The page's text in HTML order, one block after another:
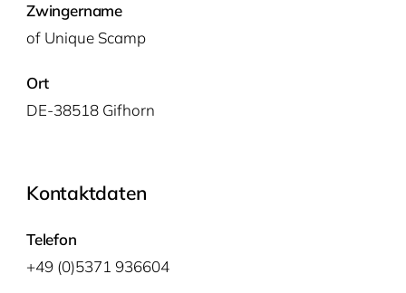
Zwingername
of Uni­que Scamp
Ort
DE-38518 Gifhorn
Kontaktdaten
Telefon
+49 (0)5371 936604